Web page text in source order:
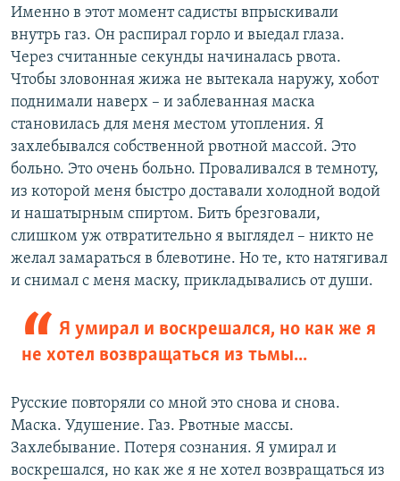
Именно в этот момент садисты впрыскивали
внутрь газ. Он распирал горло и выедал глаза.
Через считанные секунды начиналась рвота.
Чтобы зловонная жижа не вытекала наружу, хобот
поднимали наверх – и заблеванная маска
становилась для меня местом утопления. Я
захлебывался собственной рвотной массой. Это
больно. Это очень больно. Проваливался в темноту,
из которой меня быстро доставали холодной водой
и нашатырным спиртом. Бить брезговали,
слишком уж отвратительно я выглядел – никто не
желал замараться в блевотине. Но те, кто натягивал
и снимал с меня маску, прикладывались от души.
Я умирал и воскрешался, но как же я
не хотел возвращаться из тьмы...
Русские повторяли со мной это снова и снова.
Маска. Удушение. Газ. Рвотные массы.
Захлебывание. Потеря сознания. Я умирал и
воскрешался, но как же я не хотел возвращаться из